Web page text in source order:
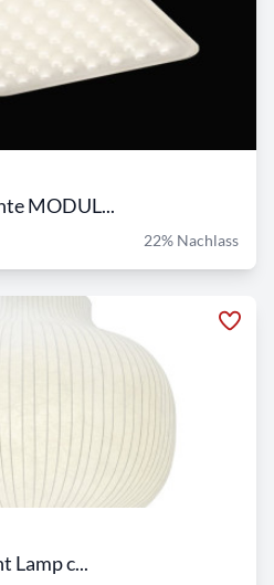
MODUL...
22% Nachlass
Lamp c...